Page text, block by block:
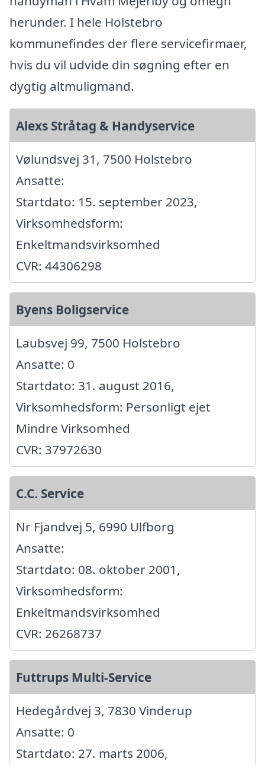
herunder. I hele Holstebro
kommunefindes der flere servicefirmaer,
hvis du vil udvide din søgning efter en
dygtig altmuligmand.
Alexs Stråtag & Handyservice
Vølundsvej 31, 7500 Holstebro
Ansatte:
Startdato: 15. september 2023,
Virksomhedsform:
Enkeltmandsvirksomhed
CVR: 44306298
Byens Boligservice
Laubsvej 99, 7500 Holstebro
Ansatte: 0
Startdato: 31. august 2016,
Virksomhedsform: Personligt ejet
Mindre Virksomhed
CVR: 37972630
C.C. Service
Nr Fjandvej 5, 6990 Ulfborg
Ansatte:
Startdato: 08. oktober 2001,
Virksomhedsform:
Enkeltmandsvirksomhed
CVR: 26268737
Futtrups Multi-Service
Hedegårdvej 3, 7830 Vinderup
Ansatte: 0
Startdato: 27. marts 2006,